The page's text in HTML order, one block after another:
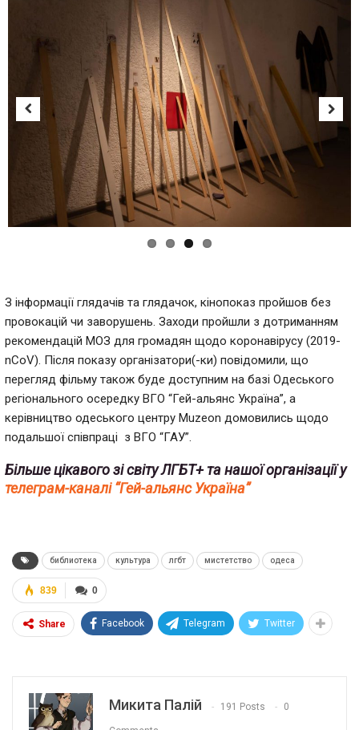
Previous Next
З інформації глядачів та глядачок, кінопоказ пройшов без
провокацій чи заворушень. Заходи пройшли з дотриманням
рекомендацій МОЗ для громадян щодо коронавірусу (2019-
nCoV). Після показу організатори(-ки) повідомили, що
перегляд фільму також буде доступним на базі Одеського
регіонального осередку ВГО “Гей-альянс Україна”, а
керівництво одеського центру Muzeon домовились щодо
подальшої співпраці з ВГО “ГАУ”.
Більше цікавого зі світу ЛГБТ+ та нашої організації у
телеграм-каналі “Гей-альянс Україна”
библиотека культура лгбт мистетство одеса
0
839
Share Facebook Telegram Twitter
Микита Палій 191 Posts 0